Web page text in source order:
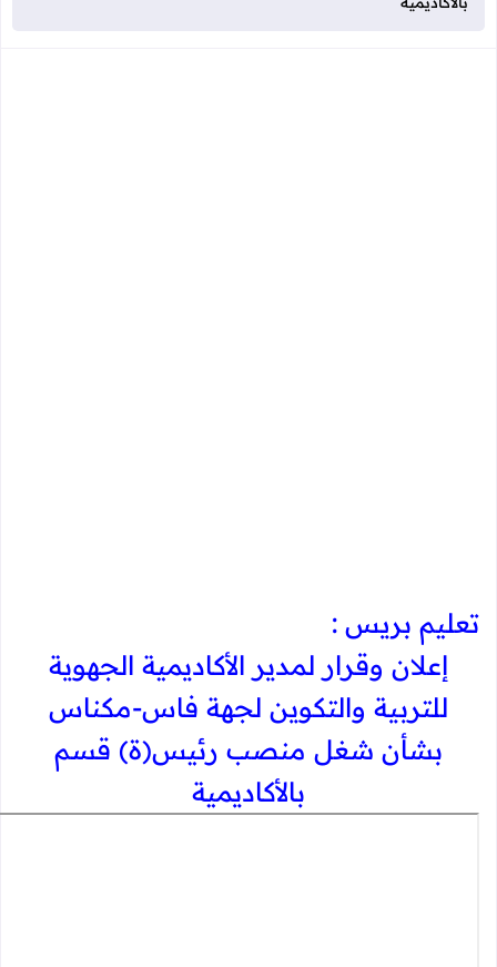
تعليم بريس :
​إعلان وقرار لمدير الأكاديمية الجهوية
للتربية والتكوين لجهة فاس-مكناس
بشأن شغل منصب رئيس(ة) قسم
بالأكاديمية